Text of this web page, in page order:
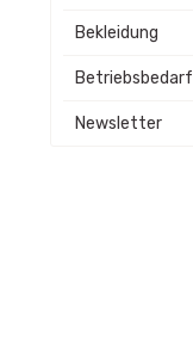
Bekleidung
Betriebsbedarf
Newsletter